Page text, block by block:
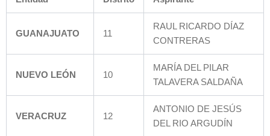
GUANAJUATO 11
RAUL RICARDO DÍAZ
CONTRERAS
NUEVO LEÓN 10
MARÍA DEL PILAR
TALAVERA SALDAÑA
VERACRUZ 12
ANTONIO DE JESÚS
DEL RIO ARGUDÍN